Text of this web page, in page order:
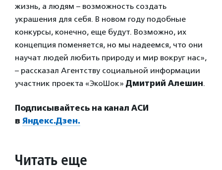
жизнь, а людям – возможность создать
украшения для себя. В новом году подобные
конкурсы, конечно, еще будут. Возможно, их
концепция поменяется, но мы надеемся, что они
научат людей любить природу и мир вокруг нас»,
– рассказал Агентству социальной информации
участник проекта «ЭкоШок» Дмитрий Алешин.
Подписывайтесь на канал АСИ
в Яндекс.Дзен.
Читать еще